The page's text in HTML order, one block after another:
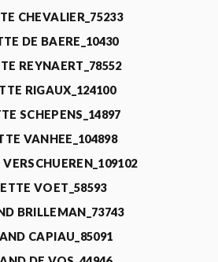
CHEVALIER_75233
DE BAERE_10430
REYNAERT_78552
RIGAUX_124100
SCHEPENS_14897
VANHEE_104898
VOET_58593
BRILLEMAN_73743
CAPIAU_85091